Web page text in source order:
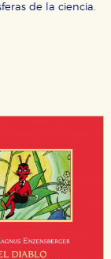
de la ciencia.
nuestro sitio
caso es
no tenga que
socios
información